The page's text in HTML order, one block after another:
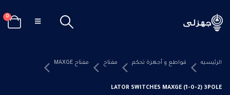
0
الرئيسيه قواطع و أجهزة تحكم مفتاح مفتاح MAXGE
ROTARY ISOLATOR SWITCHES MAXGE (1-0-2) 3POLE